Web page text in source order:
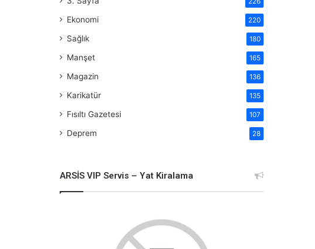
Ekonomi 220
Sağlık 180
Manşet 165
Magazin 136
Karikatür 135
Fısıltı Gazetesi 107
Deprem 28
ARSİS VIP Servis – Yat Kiralama